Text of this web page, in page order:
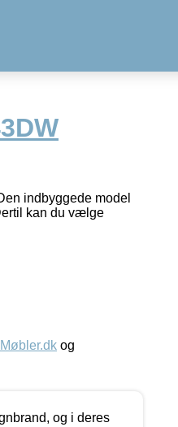
indbyggede model
kan du vælge
og
og i deres